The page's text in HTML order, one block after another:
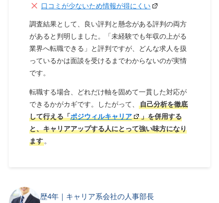
口コミが少ないため情報が得にくい
調査結果として、良い評判と懸念がある評判の両方
があると判明しました。「未経験でも年収の上がる
業界へ転職できる」と評判ですが、どんな求人を扱
っているかは面談を受けるまでわからないのが実情
です。
転職する場合、どれだけ軸を固めて一貫した対応が
できるかがカギです。したがって、
自己分析を徹底
して行える「ポジウィルキャリア
」を併用する
と、キャリアアップする人にとって強い味方になり
ます。
歴4年｜キャリア系会社の人事部長